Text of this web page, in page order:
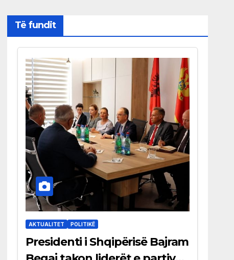
Të fundit
AKTUALITET POLITIKË
Presidenti i Shqipërisë Bajram